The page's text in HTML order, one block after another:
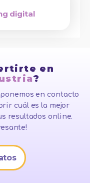
digital
en
?
en contacto
cuál es la mejor
resultados online.